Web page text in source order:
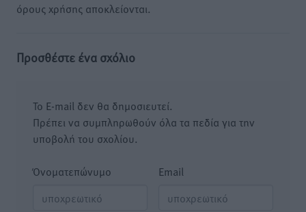
όρους χρήσης αποκλείονται.
Προσθέστε ένα σχόλιο
Το E-mail δεν θα δημοσιευτεί.
Πρέπει να συμπληρωθούν όλα τα πεδία για την
υποβολή του σχολίου.
Όνοματεπώνυμο Email